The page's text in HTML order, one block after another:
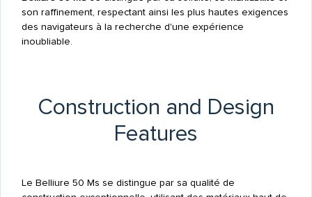
son raffinement, respectant ainsi les plus hautes exigences
des navigateurs à la recherche d'une expérience
inoubliable.
Construction and Design
Features
Le Belliure 50 Ms se distingue par sa qualité de